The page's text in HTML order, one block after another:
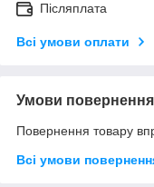
Післяплата
Всі умови оплати
Умови повернення
Повернення товару
Всі умови